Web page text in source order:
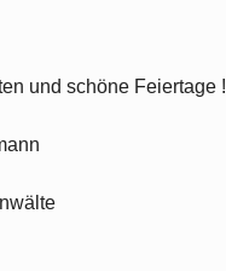
und schöne Feiertage !